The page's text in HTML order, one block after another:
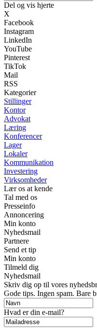
Del og vis hjerte
X
Facebook
Instagram
LinkedIn
YouTube
Pinterest
TikTok
Mail
RSS
Kategorier
Stillinger
Kontor
Advokat
Læring
Konferencer
Lager
Lokaler
Kommunikation
Investering
Virksomheder
Lær os at kende
Tal med os
Presseinfo
Annoncering
Min konto
Nyhedsmail
Partnere
Send et tip
Min konto
Tilmeld dig
Nyhedsmail
Skriv dig op til vores
Gode tips. Ingen spam. Bare
Hvad er din e-mail?